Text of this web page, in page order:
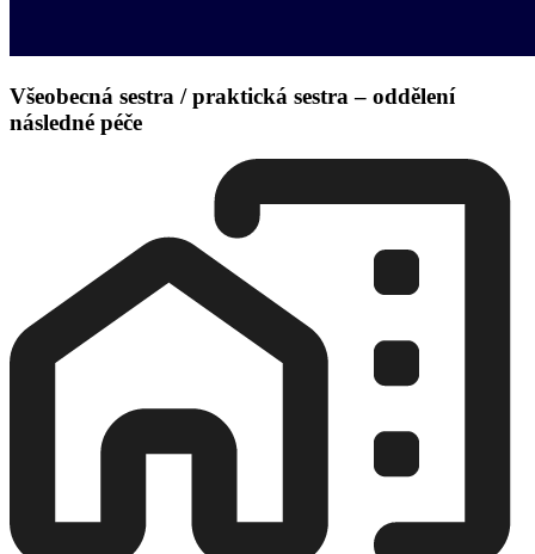
Všeobecná sestra / praktická sestra – oddělení
následné péče